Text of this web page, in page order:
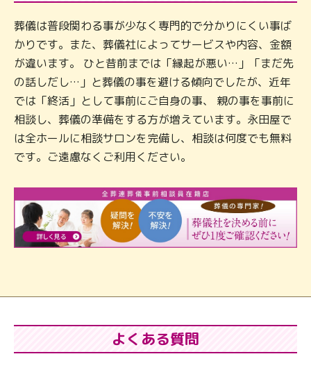
葬儀は普段関わる事が少なく専門的で分かりにくい事ば
かりです。また、葬儀社によってサービスや内容、金額
が違います。 ひと昔前までは「縁起が悪い…」「まだ先
の話しだし…」と葬儀の事を避ける傾向でしたが、近年
では「終活」として事前にご自身の事、 親の事を事前に
相談し、葬儀の準備をする方が増えています。永田屋で
は全ホールに相談サロンを完備し、相談は何度でも無料
です。ご遠慮なくご利用ください。
よくある質問